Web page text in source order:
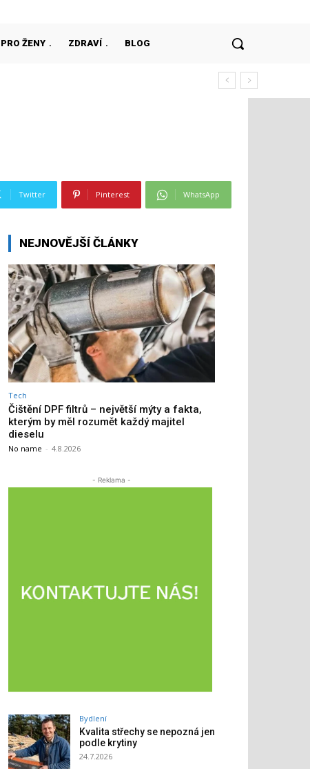
PRO ŽENY ZDRAVÍ BLOG
Twitter Pinterest WhatsApp
NEJNOVĚJŠÍ ČLÁNKY
Tech
Čištění DPF filtrů – největší mýty a fakta,
kterým by měl rozumět každý majitel
dieselu
No name - 4.8.2026
- Reklama -
Bydlení
Kvalita střechy se nepozná jen
podle krytiny
24.7.2026